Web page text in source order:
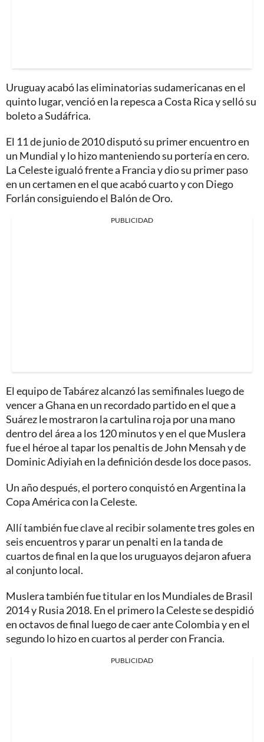
Uruguay acabó las eliminatorias sudamericanas en el
quinto lugar, venció en la repesca a Costa Rica y selló su
boleto a Sudáfrica.
El 11 de junio de 2010 disputó su primer encuentro en
un Mundial y lo hizo manteniendo su portería en cero.
La Celeste igualó frente a Francia y dio su primer paso
en un certamen en el que acabó cuarto y con Diego
Forlán consiguiendo el Balón de Oro.
PUBLICIDAD
El equipo de Tabárez alcanzó las semifinales luego de
vencer a Ghana en un recordado partido en el que a
Suárez le mostraron la cartulina roja por una mano
dentro del área a los 120 minutos y en el que Muslera
fue el héroe al tapar los penaltis de John Mensah y de
Dominic Adiyiah en la definición desde los doce pasos.
Un año después, el portero conquistó en Argentina la
Copa América con la Celeste.
Allí también fue clave al recibir solamente tres goles en
seis encuentros y parar un penalti en la tanda de
cuartos de final en la que los uruguayos dejaron afuera
al conjunto local.
Muslera también fue titular en los Mundiales de Brasil
2014 y Rusia 2018. En el primero la Celeste se despidió
en octavos de final luego de caer ante Colombia y en el
segundo lo hizo en cuartos al perder con Francia.
PUBLICIDAD